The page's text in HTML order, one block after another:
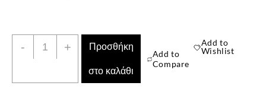
-
Παιδική
Χριστουγεννιάτικη
Πετσετέ
+ Προσθήκη
στο καλάθι
Add to
Compare
Add to
Wishlist